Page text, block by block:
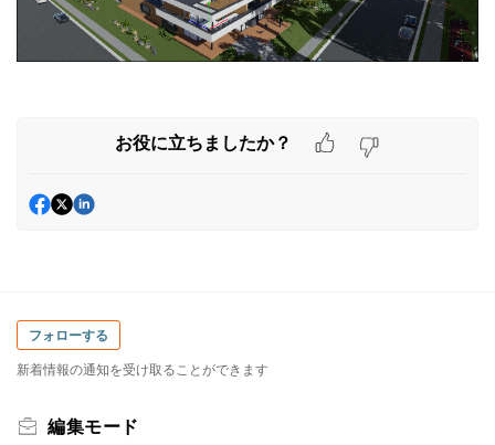
お役に立ちましたか？
フォローする
新着情報の通知を受け取ることができます
編集モード